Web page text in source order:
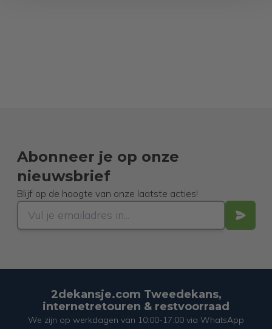
Abonneer je op onze
nieuwsbrief
Blijf op de hoogte van onze laatste acties!
2dekansje.com Tweedekans,
internetretouren & restvoorraad
We zijn op werkdagen van 10:00-17:00 via WhatsApp